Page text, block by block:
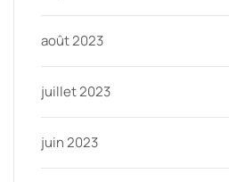
août 2023
juillet 2023
juin 2023